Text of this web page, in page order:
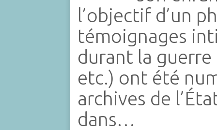
l’objectif d’un
témoignages
durant la
etc.) ont été
archives de
dans…